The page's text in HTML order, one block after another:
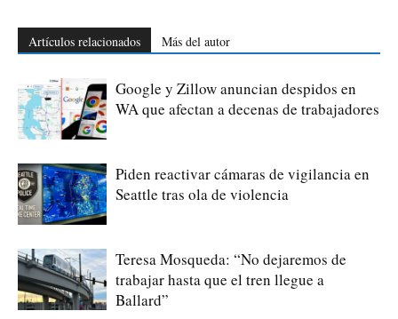
Artículos relacionados Más del autor
Google y Zillow anuncian despidos en
WA que afectan a decenas de trabajadores
Piden reactivar cámaras de vigilancia en
Seattle tras ola de violencia
Teresa Mosqueda: “No dejaremos de
trabajar hasta que el tren llegue a
Ballard”